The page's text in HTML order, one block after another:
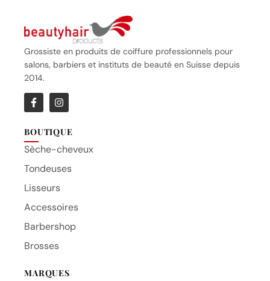
Grossiste en produits de coiffure professionnels pour
salons, barbiers et instituts de beauté en Suisse depuis
2014.
BOUTIQUE
Sèche-cheveux
Tondeuses
Lisseurs
Accessoires
Barbershop
Brosses
MARQUES